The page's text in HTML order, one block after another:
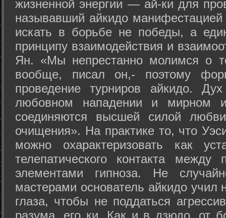
жизненной энергии — ай-ки для
называвший айкидо
искать в борьбе не победы, а
принципу взаимодействия и
Ян. «Мы непрестанно молимся о
вообще, писал он,- поэтому
проведение турниров айкидо.
любовном нападении и мирном
соединяются высшей силой
очищения». На практике то, что
можно охарактеризовать как
телепатического контакта между
элементами гипноза. Не
мастерами основатель айкидо учил
глаза, чтобы не поддаться
разума, его ки. Как и в дзюдо, от